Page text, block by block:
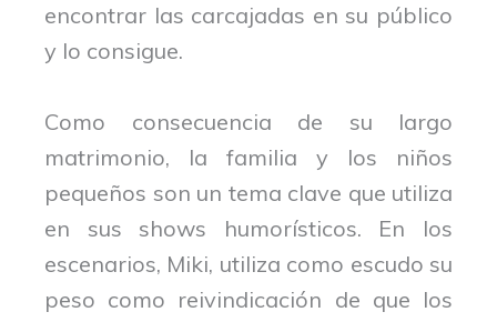
encontrar las carcajadas en su público
y lo consigue.
Como consecuencia de su largo
matrimonio, la familia y los niños
pequeños son un tema clave que utiliza
en sus shows humorísticos. En los
escenarios, Miki, utiliza como escudo su
peso como reivindicación de que los